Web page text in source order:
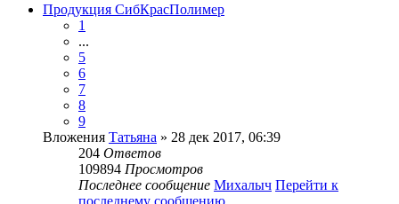
Продукция СибКрасПолимер
1
...
5
6
7
8
9
Вложения Татьяна » 28 дек 2017, 06:39
204 Ответов
109894 Просмотров
Последнее сообщение Михалыч Перейти к
последнему сообщению